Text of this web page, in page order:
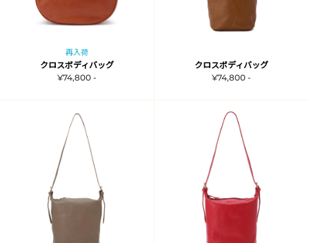
再入荷
クロスボディバッグ
¥74,800 -
クロスボディバッグ
¥74,800 -